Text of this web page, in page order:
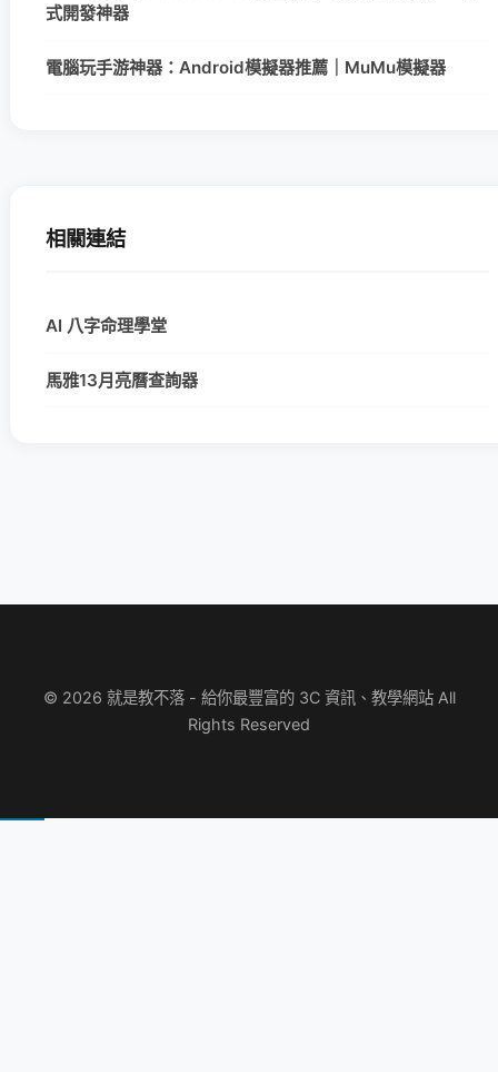
式開發神器
電腦玩手游神器：Android模擬器推薦｜MuMu模擬器
相關連結
AI 八字命理學堂
馬雅13月亮曆查詢器
© 2026 就是教不落 - 給你最豐富的 3C 資訊、教學網站 All
Rights Reserved